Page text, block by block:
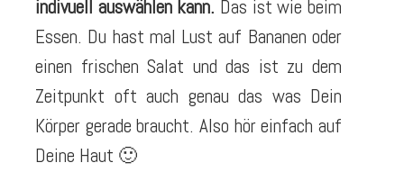
indivuell auswählen kann. Das ist wie beim
Essen. Du hast mal Lust auf Bananen oder
einen frischen Salat und das ist zu dem
Zeitpunkt oft auch genau das was Dein
Körper gerade braucht. Also hör einfach auf
Deine Haut 🙂